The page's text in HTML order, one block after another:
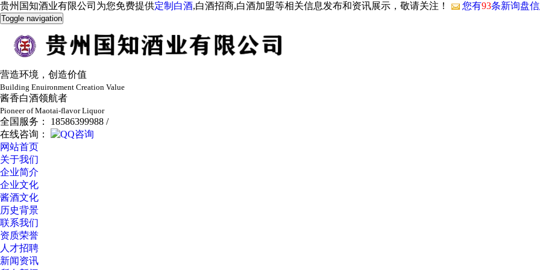
贵州国知酒业有限公司为您免费提供定制白酒,白酒招商,白酒加盟等相关信息发布和资讯展示，敬请关注！ 您有93条新询盘
Toggle navigation
营造环境，创造价值
Building Enuironment Creation Value
酱香白酒领航者
Pioneer of Maotai-flavor Liquor
全国服务： 18586399988 /
在线咨询：
网站首页
关于我们
企业简介
企业文化
酱酒文化
历史背景
联系我们
资质荣誉
人才招聘
新闻资讯